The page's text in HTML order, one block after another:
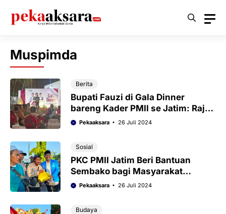
Muspimda
Berita
Bupati Fauzi di Gala Dinner
bareng Kader PMII se Jatim: Rajut
Kebersamaan
Pekaaksara 26 Juli 2024
Sosial
PKC PMII Jatim Beri Bantuan
Sembako bagi Masyarakat
Sumenep
Pekaaksara 26 Juli 2024
Budaya